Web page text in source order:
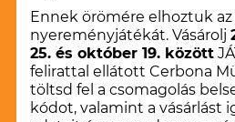
Ennek örömére elhoztuk
nyereményjátékát. Vásárolj
25. és október 19. között
felirattal ellátott Cerbona
töltsd fel a csomagolás
kódot, valamint a vásárlást